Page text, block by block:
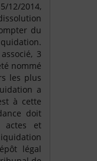
12/2014,
du
3
nommé
les plus
a
à cette
doit
actes et
légal